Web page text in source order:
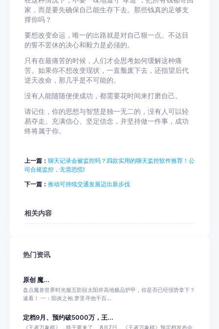
家，而是要先确保自己能生存下去。那些钱真的足够支
撑你吗？
要想改变命运，唯一的出路就是对自己狠一点。不达目
的誓不罢休的决心和毅力是必须的。
只有在最痛苦的时候，人们才会思考如何缓解这种痛
苦。如果你不想改变现状，一直颓废下去，还指望后代
逆天改命，那几乎是不可能的。
没有人能随随便便成功，都需要花时间来打磨自己。
请记住，你的思想与智慧是独一无二的，没有人可以轻
易夺走。充满信心、坚定信念，并坚持做一件事，成功
终将属于你。
上一篇： 聊天记录会被监控吗？四款实用的聊天监控软件推荐！公
司合规监控，无需恐慌!
下一篇： 推动可持续交通发展迈出新步伐
相关内容
热门资讯
原创 魔...
盘点魔兽世界时光服五阶段太阳井高地极品护甲，你是否已经强势拿下？
速看！ 一：阳炎之袍 梦里寻他千百...
定档9月、预约破5000万，王...
《王者万象棋》，终于要来了。 8月7日，《王者万象棋》预定档发布会